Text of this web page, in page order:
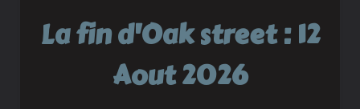
La fin d'Oak street : 12
Aout 2026